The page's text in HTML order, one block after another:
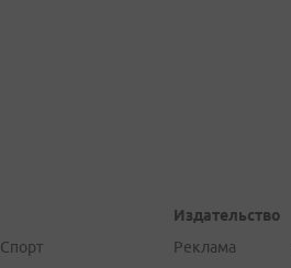
Спорт
Издательство
Реклама